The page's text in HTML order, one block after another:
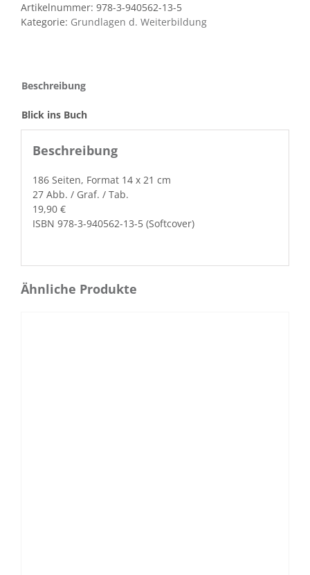
Bildungsexpansion
Menge
Artikelnummer: 978-3-940562-13-5
Kategorie: Grundlagen d. Weiterbildung
Beschreibung
Blick ins Buch
Beschreibung
186 Seit­en, For­mat 14 x 21 cm
27 Abb. / Graf. / Tab.
19,90 €
ISBN 978-3-940562-13-5 (Soft­cov­er)
Ähnliche Produkte